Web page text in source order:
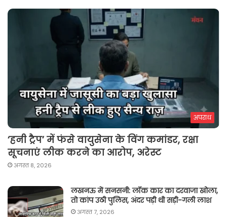
अपराध
‘हनी ट्रैप’ में फंसे वायुसेना के विंग कमांडर, रक्षा
सूचनाएं लीक करने का आरोप, अरेस्ट
अगस्त 8, 2026
लखनऊ में सनसनी: लॉक कार का दरवाजा खोला,
तो कांप उठी पुलिस, अंदर पड़ी थी सड़ी-गली लाश
अगस्त 7, 2026